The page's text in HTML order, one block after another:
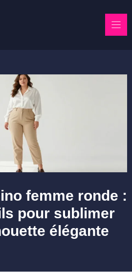
femme ronde :
pour sublimer
élégante